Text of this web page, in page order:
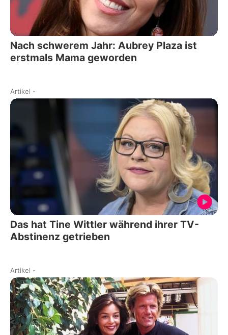
Nach schwerem Jahr: Aubrey Plaza ist
erstmals Mama geworden
Artikel -
Das hat Tine Wittler während ihrer TV-
Abstinenz getrieben
Artikel -